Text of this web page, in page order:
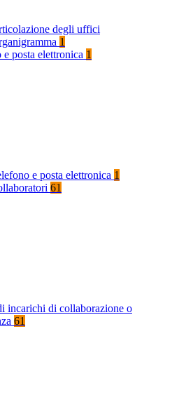
degli uffici
1
e posta elettronica 1
e posta elettronica 1
61
incarichi di collaborazione o
61